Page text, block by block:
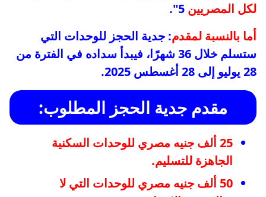
لكل المصريين 5".
أما بالنسبة لمقدم: جدية الحجز للوحدات التي
ستسلم خلال 36 شهرًا، فيبدأ سداده في الفترة من
28 يوليو إلى 28 أغسطس 2025.
مقدم جدية الحجز المطلوب:
25 ألف جنيه مصري للوحدات السكنية
الجاهزة للتسليم.
50 ألف جنيه مصري للوحدات التي لا